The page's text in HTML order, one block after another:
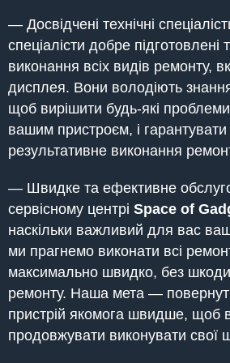
— Досвідчені технічні
спеціалісти добре підготовлені
виконання всіх видів ремонту,
дисплея. Вони володіють
щоб вирішити будь-які
вашим пристроєм, і
результативне виконання
— Швидке та ефективне
сервісному центрі Space of
наскільки важливий для вас
ми прагнемо виконати всі
максимально швидко, без шкоди
ремонту. Наша мета —
пристрій якомога швидше, щоб
продовжувати виконувати свої